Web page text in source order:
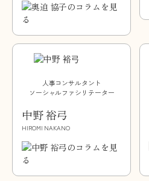
人事コンサルタント
ソーシャルファシリテーター
中野 裕弓
HIROMI NAKANO